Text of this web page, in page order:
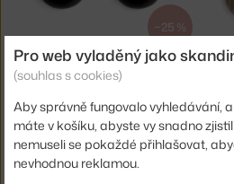
−25 %
VĚŠÁKY DROPIT SMALL, BLACK
NORMANN COPENHAGEN
Pro web vyladěný jako
(souhlas s cookies)
Aby správně fungovalo vyhledávání,
máte v košíku, abyste vy snadno
nemuseli se pokaždé přihlašovat,
nevhodnou reklamou.